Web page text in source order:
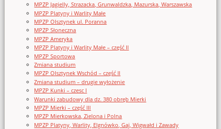
MPZP Jagielly, Strazacka, Grunwaldzka, Mazurska, Warszawska
MPZP Platyny i Warlity Małe
MPZP Olsztynek ul. Poranna
MPZP Słoneczna
MPZP Ameryka
MPZP Platyny i Warlity Małe – część II
MPZP Sportowa
Zmiana studium
MPZP Olsztynek Wschód – część II
Zmiana studium – drugie wyłożenie
MPZP Kunki – czesc I
Warunki zabudowy dla dz. 380 obręb Mierki
MPZP Mierki – część III
MPZP Mierkowska, Zielona i Polna
MPZP Platyny, Warlity, Elgnówko, Gaj, Wigwałd i Zawady